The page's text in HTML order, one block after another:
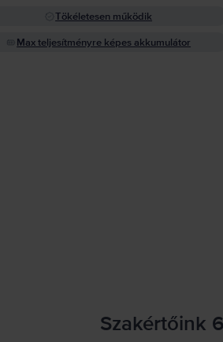
Tökéletesen működik
Max teljesítményre képes akkumulátor
Szakértőink